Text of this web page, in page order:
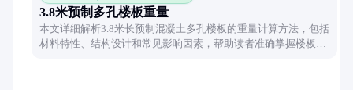
3.8米预制多孔楼板重量
本文详细解析3.8米长预制混凝土多孔楼板的重量计算方法，包括
材料特性、结构设计和常见影响因素，帮助读者准确掌握楼板承